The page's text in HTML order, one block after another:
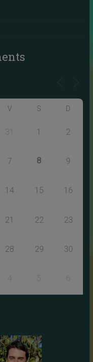
V S D
31 1 2
7 8 9
14 15 16
21 22 23
28 29 30
5 6